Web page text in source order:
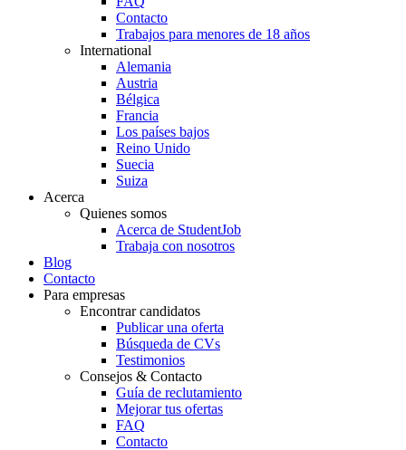
Contacto
Trabajos para menores de 18 años
International
Alemania
Austria
Bélgica
Francia
Los países bajos
Reino Unido
Suecia
Suiza
Acerca
Quienes somos
Acerca de StudentJob
Trabaja con nosotros
Blog
Contacto
Para empresas
Encontrar candidatos
Publicar una oferta
Búsqueda de CVs
Testimonios
Consejos & Contacto
Guía de reclutamiento
Mejorar tus ofertas
FAQ
Contacto